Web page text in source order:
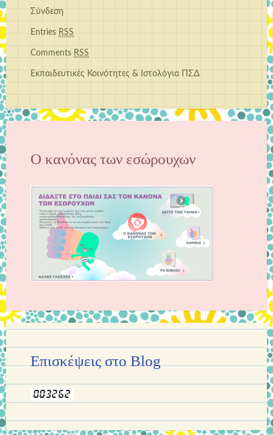
Σύνδεση
Entries RSS
Comments RSS
Εκπαιδευτικές Κοινότητες & Ιστολόγια ΠΣΔ
Ο κανόνας των εσώρουχων
Επισκέψεις στο Blog